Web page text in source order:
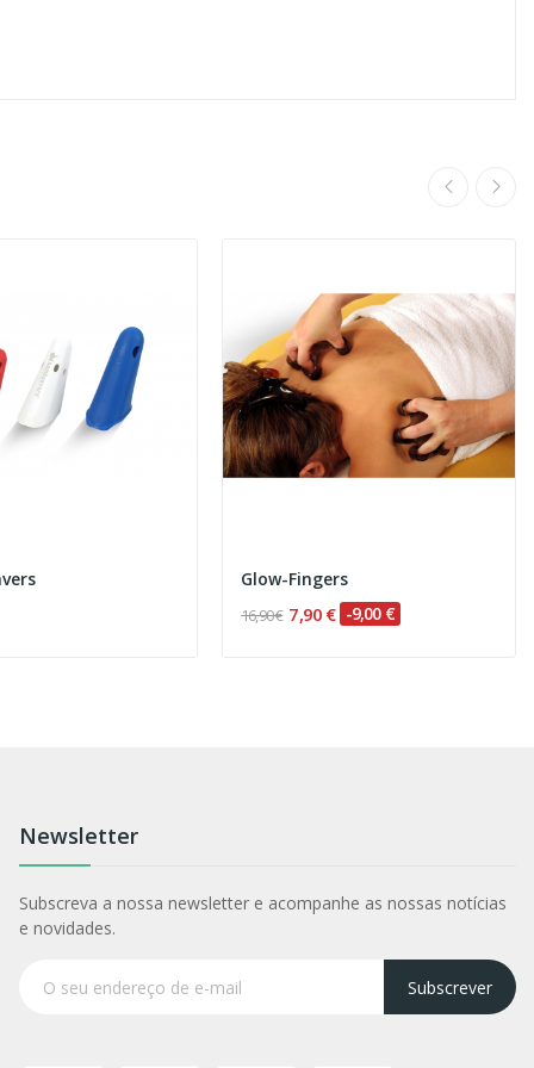
Glow-Fingers
16,90 € 7,90 € -9,00 €
Newsletter
Subscreva a nossa newsletter e acompanhe as nossas notícias
e novidades.
Subscrever